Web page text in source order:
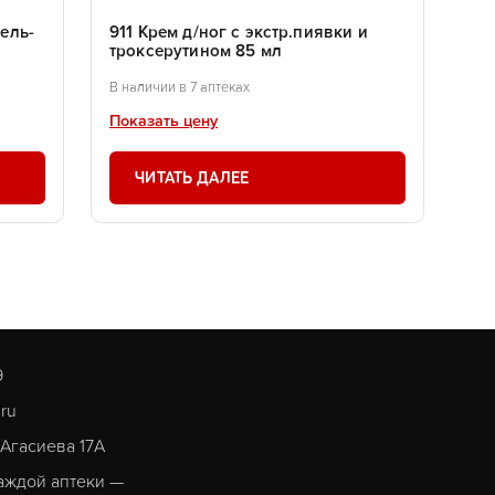
911 Крем д/ног с экстр.пиявки и
троксерутином 85 мл
В наличии в 7 аптеках
Показать цену
ЧИТАТЬ ДАЛЕЕ
17А
аптеки —